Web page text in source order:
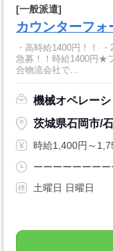
[一般派遣]
カウンターフ
・高時給1400円！！ ・20代30代40代男性活躍中★ ・2交代制勤務♪
急募！！時給1400円★フォー
合物流会社で...
機械オペレー
茨城県石岡市/
時給1,400円～
ーーーーーーーー
土曜日 日曜日